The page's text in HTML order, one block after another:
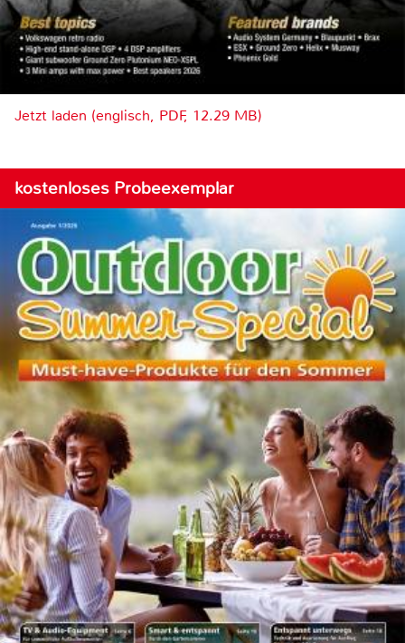
Jetzt laden (englisch, PDF, 12.29 MB)
kostenloses Probeexemplar